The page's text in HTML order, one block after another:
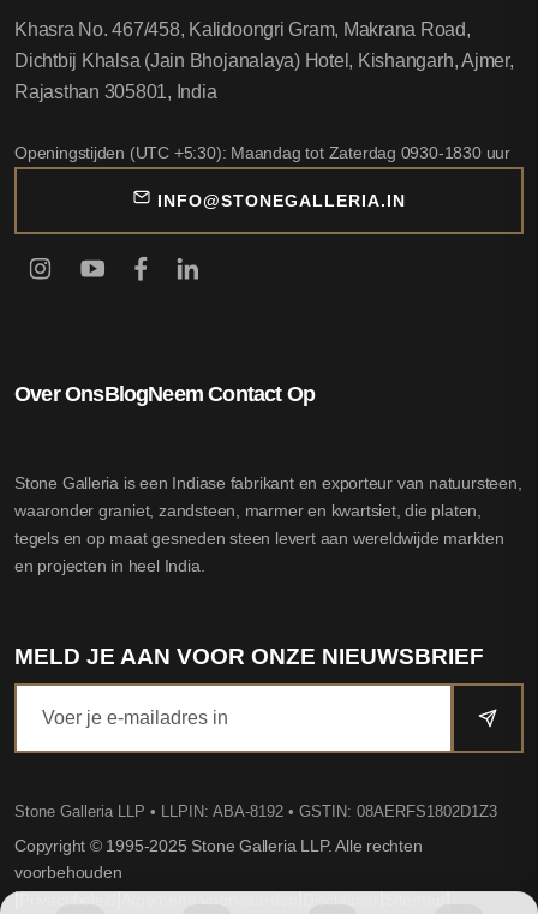
Over OnsBlogNeem Contact Op
Stone Galleria is een Indiase fabrikant en exporteur van natuursteen,
waaronder graniet, zandsteen, marmer en kwartsiet, die platen,
tegels en op maat gesneden steen levert aan wereldwijde markten
en projecten in heel India.
MELD JE AAN VOOR ONZE NIEUWSBRIEF
Stone Galleria LLP • LLPIN: ABA-8192 • GSTIN: 08AERFS1802D1Z3
Copyright © 1995-2025 Stone Galleria LLP. Alle rechten
voorbehouden
|
Khasra No. 467/458, Kalidoongri Gram, Makrana Road,
Dichtbij Khalsa (Jain Bhojanalaya) Hotel, Kishangarh, Ajmer,
Rajasthan 305801, India
Openingstijden (UTC +5:30): Maandag tot Zaterdag 0930-1830 uur
INFO@STONEGALLERIA.IN